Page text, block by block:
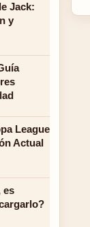
Jack:
y
League
Actual
es